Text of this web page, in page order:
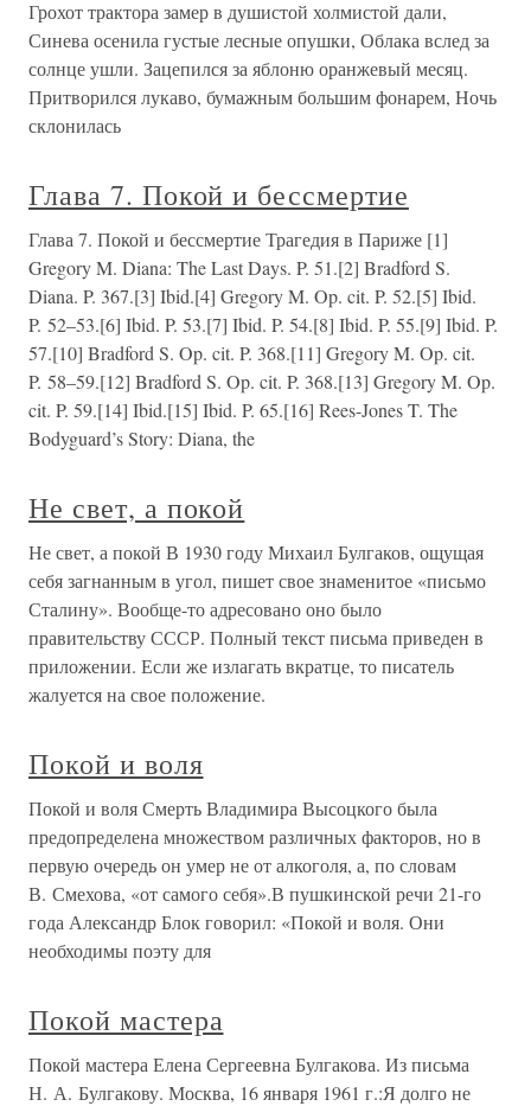
Грохот трактора замер в душистой холмистой дали,
Синева осенила густые лесные опушки, Облака вслед за
солнце ушли. Зацепился за яблоню оранжевый месяц.
Притворился лукаво, бумажным большим фонарем, Ночь
склонилась
Глава 7. Покой и бессмертие
Глава 7. Покой и бессмертие Трагедия в Париже [1]
Gregory M. Diana: The Last Days. P. 51.[2] Bradford S.
Diana. P. 367.[3] Ibid.[4] Gregory M. Op. cit. P. 52.[5] Ibid.
P. 52–53.[6] Ibid. P. 53.[7] Ibid. P. 54.[8] Ibid. P. 55.[9] Ibid. P.
57.[10] Bradford S. Op. cit. P. 368.[11] Gregory M. Op. cit.
P. 58–59.[12] Bradford S. Op. cit. P. 368.[13] Gregory M. Op.
cit. P. 59.[14] Ibid.[15] Ibid. P. 65.[16] Rees-Jones T. The
Bodyguard’s Story: Diana, the
Не свет, а покой
Не свет, а покой В 1930 году Михаил Булгаков, ощущая
себя загнанным в угол, пишет свое знаменитое «письмо
Сталину». Вообще-то адресовано оно было
правительству СССР. Полный текст письма приведен в
приложении. Если же излагать вкратце, то писатель
жалуется на свое положение.
Покой и воля
Покой и воля Смерть Владимира Высоцкого была
предопределена множеством различных факторов, но в
первую очередь он умер не от алкоголя, а, по словам
В. Смехова, «от самого себя».В пушкинской речи 21-го
года Александр Блок говорил: «Покой и воля. Они
необходимы поэту для
Покой мастера
Покой мастера Елена Сергеевна Булгакова. Из письма
Н. А. Булгакову. Москва, 16 января 1961 г.:Я долго не